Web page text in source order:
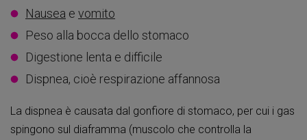
Nausea e vomito
Peso alla bocca dello stomaco
Digestione lenta e difficile
Dispnea, cioè respirazione affannosa
La dispnea è causata dal gonfiore di stomaco, per cui i gas
spingono sul diaframma (muscolo che controlla la